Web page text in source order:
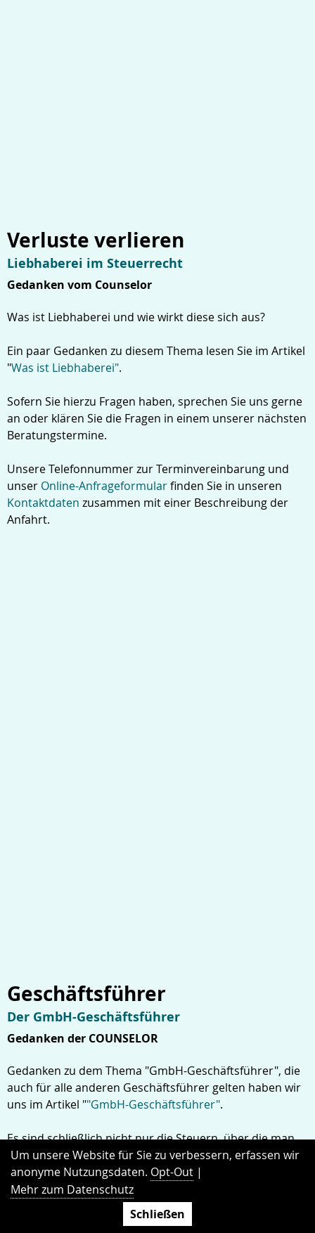
Verluste verlieren
Liebhaberei im Steuerrecht
Gedanken vom Counselor
Was ist Liebhaberei und wie wirkt diese sich aus?
Ein paar Gedanken zu diesem Thema lesen Sie im Artikel
"Was ist Liebhaberei".
Sofern Sie hierzu Fragen haben, sprechen Sie uns gerne
an oder klären Sie die Fragen in einem unserer nächsten
Beratungstermine.
Unsere Telefonnummer zur Terminvereinbarung und
unser Online-Anfrageformularfinden Sie in unseren
Kontaktdaten zusammen mit einer Beschreibung der
Anfahrt.
Geschäftsführer
Der GmbH-Geschäftsführer
Gedanken der COUNSELOR
Gedanken zu dem Thema "GmbH-Geschäftsführer", die
auch für alle anderen Geschäftsführer gelten haben wir
uns im Artikel ""GmbH-Geschäftsführer".
Es sind schließlich nicht nur die Steuern, über die man
nachdenken muss.
Um unsere Website für Sie zu verbessern, erfassen wir
anonyme Nutzungsdaten. Opt-Out |
Mehr zum Datenschutz
Schließen